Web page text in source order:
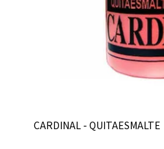
CARDINAL - QUITAESMALTE